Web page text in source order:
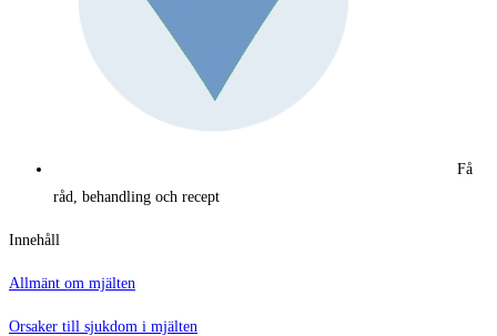
Få
råd, behandling och recept
Innehåll
Allmänt om mjälten
Orsaker till sjukdom i mjälten